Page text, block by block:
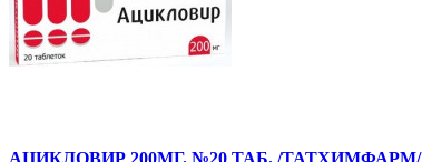
АЦИКЛОВИР 200МГ. №20 ТАБ. /ТАТХИМФАРМ/